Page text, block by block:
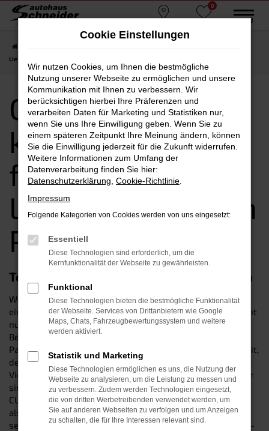
Zum
0
MENÜ
Lieferservice nach Passau
CUPRA Leon
kaufen, leasen,
finanzieren |
Lieferservice nach
Passau
Top-Mobilität in Passau: der CUPRA Leon
Wer erstklassig in Passau unterwegs sein will, trifft mit
einem CUPRA Leon eine garantiert kluge Entscheidung: Nicht
nur, dass das Modell in sämtlichen Tests hervorragende
Bewertungen erzielt – auch „gewöhnliche“ Autofahrer in
Passau und Umgebung schätzen die robuste Zuverlässigkeit,
den erstklassigen Komfort und die bestechende
Vielseitigkeit des CUPRA Leon. Wir vom Autohaus Schneider
sind Ihre lokale Top-Adresse für sämtliche Fahrzeuge von
CUPRA und verkaufen Ihnen den Leon als Neuwagen sowie
als Gebraucht- und Jahreswagen. Unser Firmenname steht
seit 1987 für herausragende Beratung und Expertise im Kfz-
Cookie Einstellungen
Wir nutzen Cookies, um Ihnen die bestmögliche
Nutzung unserer Webseite zu ermöglichen und unsere
Kommunikation mit Ihnen zu verbessern. Wir
berücksichtigen hierbei Ihre Präferenzen und
verarbeiten Daten für Marketing und Statistiken nur,
wenn Sie uns Ihre Einwilligung geben. Wenn Sie zu
einem späteren Zeitpunkt Ihre Meinung ändern, können
Sie die Einwilligung jederzeit für die Zukunft widerrufen.
Weitere Informationen zum Umfang der
Datenverarbeitung finden Sie hier:
Datenschutzerklärung Cookie-Richtlinie
Impressum
Folgende Kategorien von Cookies werden von uns eingesetzt:
Essentiell
Diese Technologien sind erforderlich, um die
Kernfunktionalität der Webseite zu gewährleisten.
Funktional
Diese Technologien bieten die bestmögliche Funktionalität
der Webseite. Services von Drittanbietern wie Google
Maps, Chats, Fahrzeugbewertungssystem und weitere
werden aktiviert.
Statistik und Marketing
Diese Technologien ermöglichen es uns, die Nutzung der
Webseite zu analysieren, um die Leistung zu messen und
zu verbessern. Zudem werden Technologien eingesetzt,
die von dritten Werbetreibenden verwendet werden, um
Sie auf anderen Webseiten zu verfolgen und um Anzeigen
zu schalten, die für Ihre Interessen relevant sind.